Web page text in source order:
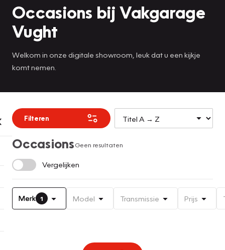
Occasions bij Vakgarage
Vught
Welkom in onze digitale showroom, leuk dat u een kijkje
komt nemen.
Filteren
OccasionsGeen resultaten
Vergelijken
Merk 1 Model Transmissie Prijs